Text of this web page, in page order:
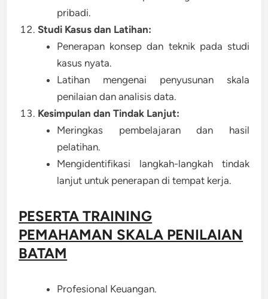
pribadi.
Studi Kasus dan Latihan:
Penerapan konsep dan teknik pada studi
kasus nyata.
Latihan mengenai penyusunan skala
penilaian dan analisis data.
Kesimpulan dan Tindak Lanjut:
Meringkas pembelajaran dan hasil
pelatihan.
Mengidentifikasi langkah-langkah tindak
lanjut untuk penerapan di tempat kerja.
PESERTA TRAINING
PEMAHAMAN SKALA PENILAIAN
BATAM
Profesional Keuangan.